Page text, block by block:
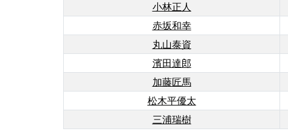
小林正人
赤坂和幸
丸山泰資
濱田達郎
加藤匠馬
松木平優太
三浦瑞樹